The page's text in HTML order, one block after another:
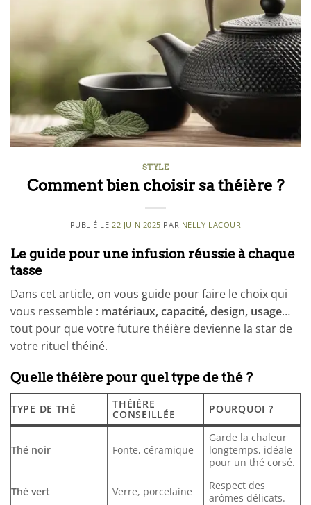
STYLE
Comment bien choisir sa théière ?
PUBLIÉ LE 22 JUIN 2025 PAR NELLY LACOUR
Le guide pour une infusion réussie à chaque
tasse
Dans cet article, on vous guide pour faire le choix qui
vous ressemble : matériaux, capacité, design, usage…
tout pour que votre future théière devienne la star de
votre rituel théiné.
Quelle théière pour quel type de thé ?
TYPE DE THÉ THÉIÈRE
CONSEILLÉE POURQUOI ?
Thé noir Fonte, céramique
Garde la chaleur
longtemps, idéale
pour un thé corsé.
Thé vert Verre, porcelaine
Respect des
arômes délicats.